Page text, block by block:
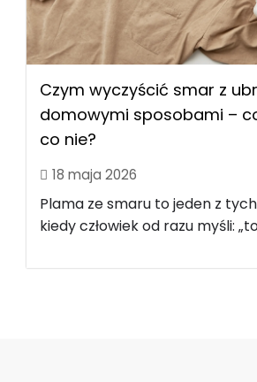
Czym wyczyścić smar z
domowymi sposobami –
co nie?
18 maja 2026
Plama ze smaru to jeden z
kiedy człowiek od razu myśli: „to